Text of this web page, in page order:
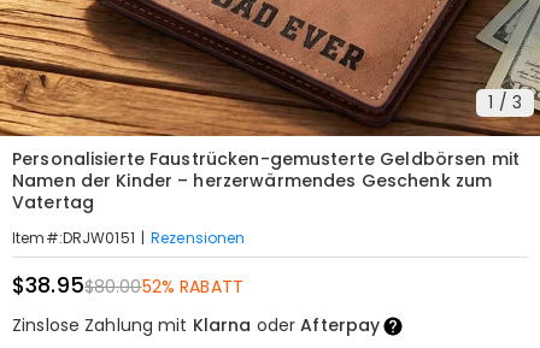
1 / 3
Personalisierte Faustrücken-gemusterte Geldbörsen mit
Namen der Kinder – herzerwärmendes Geschenk zum
Vatertag
Item#:DRJW0151 | Rezensionen
$38.95$80.0052% RABATT
Zinslose Zahlung mit Klarna oderAfterpay